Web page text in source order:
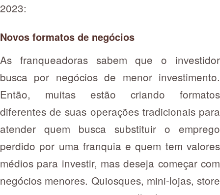
2023:
Novos formatos de negócios
As franqueadoras sabem que o investidor
busca por negócios de menor investimento.
Então, muitas estão criando formatos
diferentes de suas operações tradicionais para
atender quem busca substituir o emprego
perdido por uma franquia e quem tem valores
médios para investir, mas deseja começar com
negócios menores. Quiosques, mini-lojas, store